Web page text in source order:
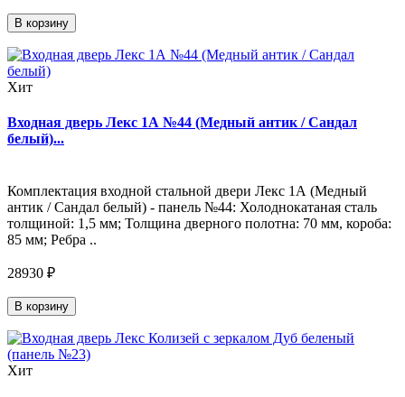
В корзину
Хит
Входная дверь Лекс 1А №44 (Медный антик / Сандал
белый)...
Комплектация входной стальной двери Лекс 1А (Медный
антик / Сандал белый) - панель №44: Холоднокатаная сталь
толщиной: 1,5 мм; Толщина дверного полотна: 70 мм, короба:
85 мм; Ребра ..
28930 ₽
В корзину
Хит